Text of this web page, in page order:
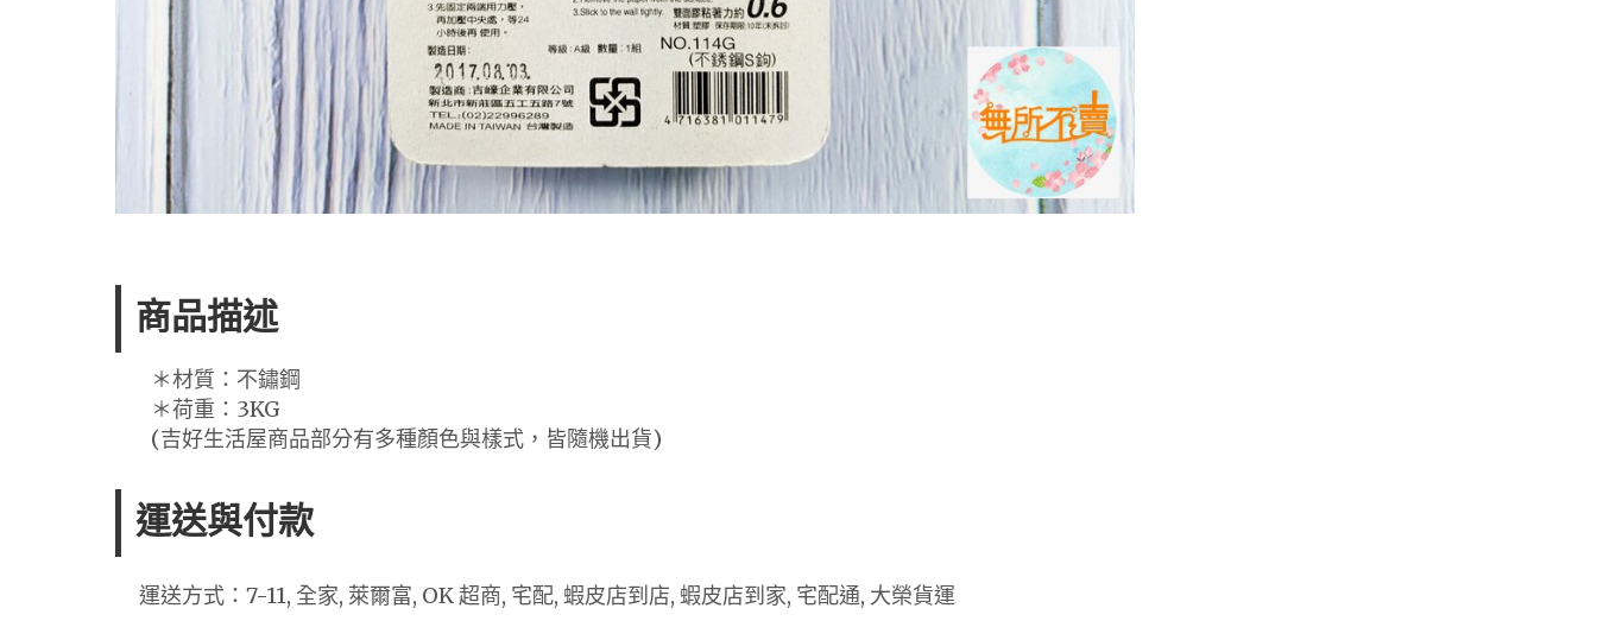
商品描述
＊材質：不鏽鋼
＊荷重：3KG
(吉好生活屋商品部分有多種顏色與樣式，皆隨機出貨)
運送與付款
運送方式：7-11, 全家, 萊爾富, OK 超商, 宅配, 蝦皮店到店, 蝦皮店到家, 宅配通, 大榮貨運